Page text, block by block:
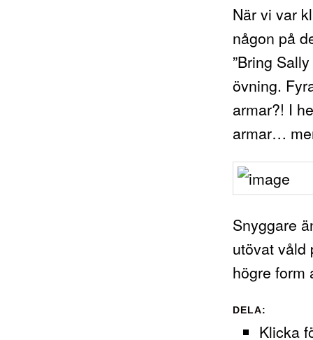
När vi var
någon på
”Bring
övning.
armar?! I
armar…
Snyggare
utövat våld
högre
DELA:
Klicka